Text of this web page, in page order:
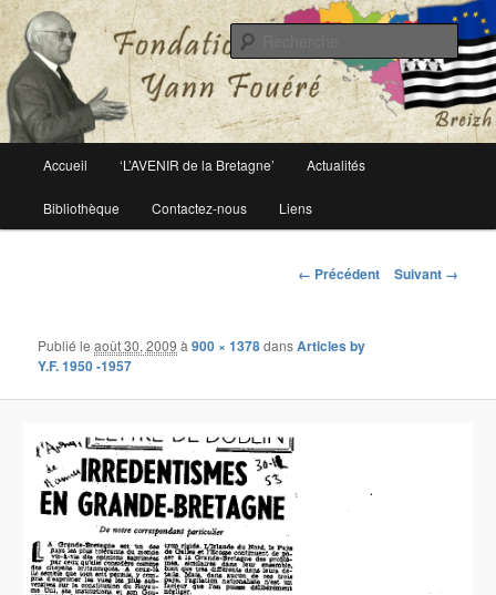
Fondation Yann Fouéré
Le site officiel de la fondation Yann Fouéré
principal
Aller
au
Accueil ‘L’AVENIR de la Bretagne’ Actualités
Bibliothèque Contactez-nous Liens
Navigation
← Précédent Suivant →
Publié leaoût 30, 2009 à900 × 1378dansArticles by
Y.F. 1950 -1957